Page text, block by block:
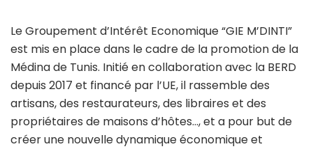
Le Groupement d’Intérêt Economique “GIE M’DINTI”
est mis en place dans le cadre de la promotion de la
Médina de Tunis. Initié en collaboration avec la BERD
depuis 2017 et financé par l’UE, il rassemble des
artisans, des restaurateurs, des libraires et des
propriétaires de maisons d’hôtes…, et a pour but de
créer une nouvelle dynamique économique et